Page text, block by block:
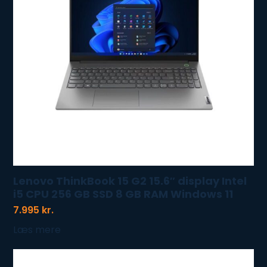
Lenovo ThinkBook 15 G2 15.6″ display Intel
i5 CPU 256 GB SSD 8 GB RAM Windows 11
7.995 kr.
Læs mere